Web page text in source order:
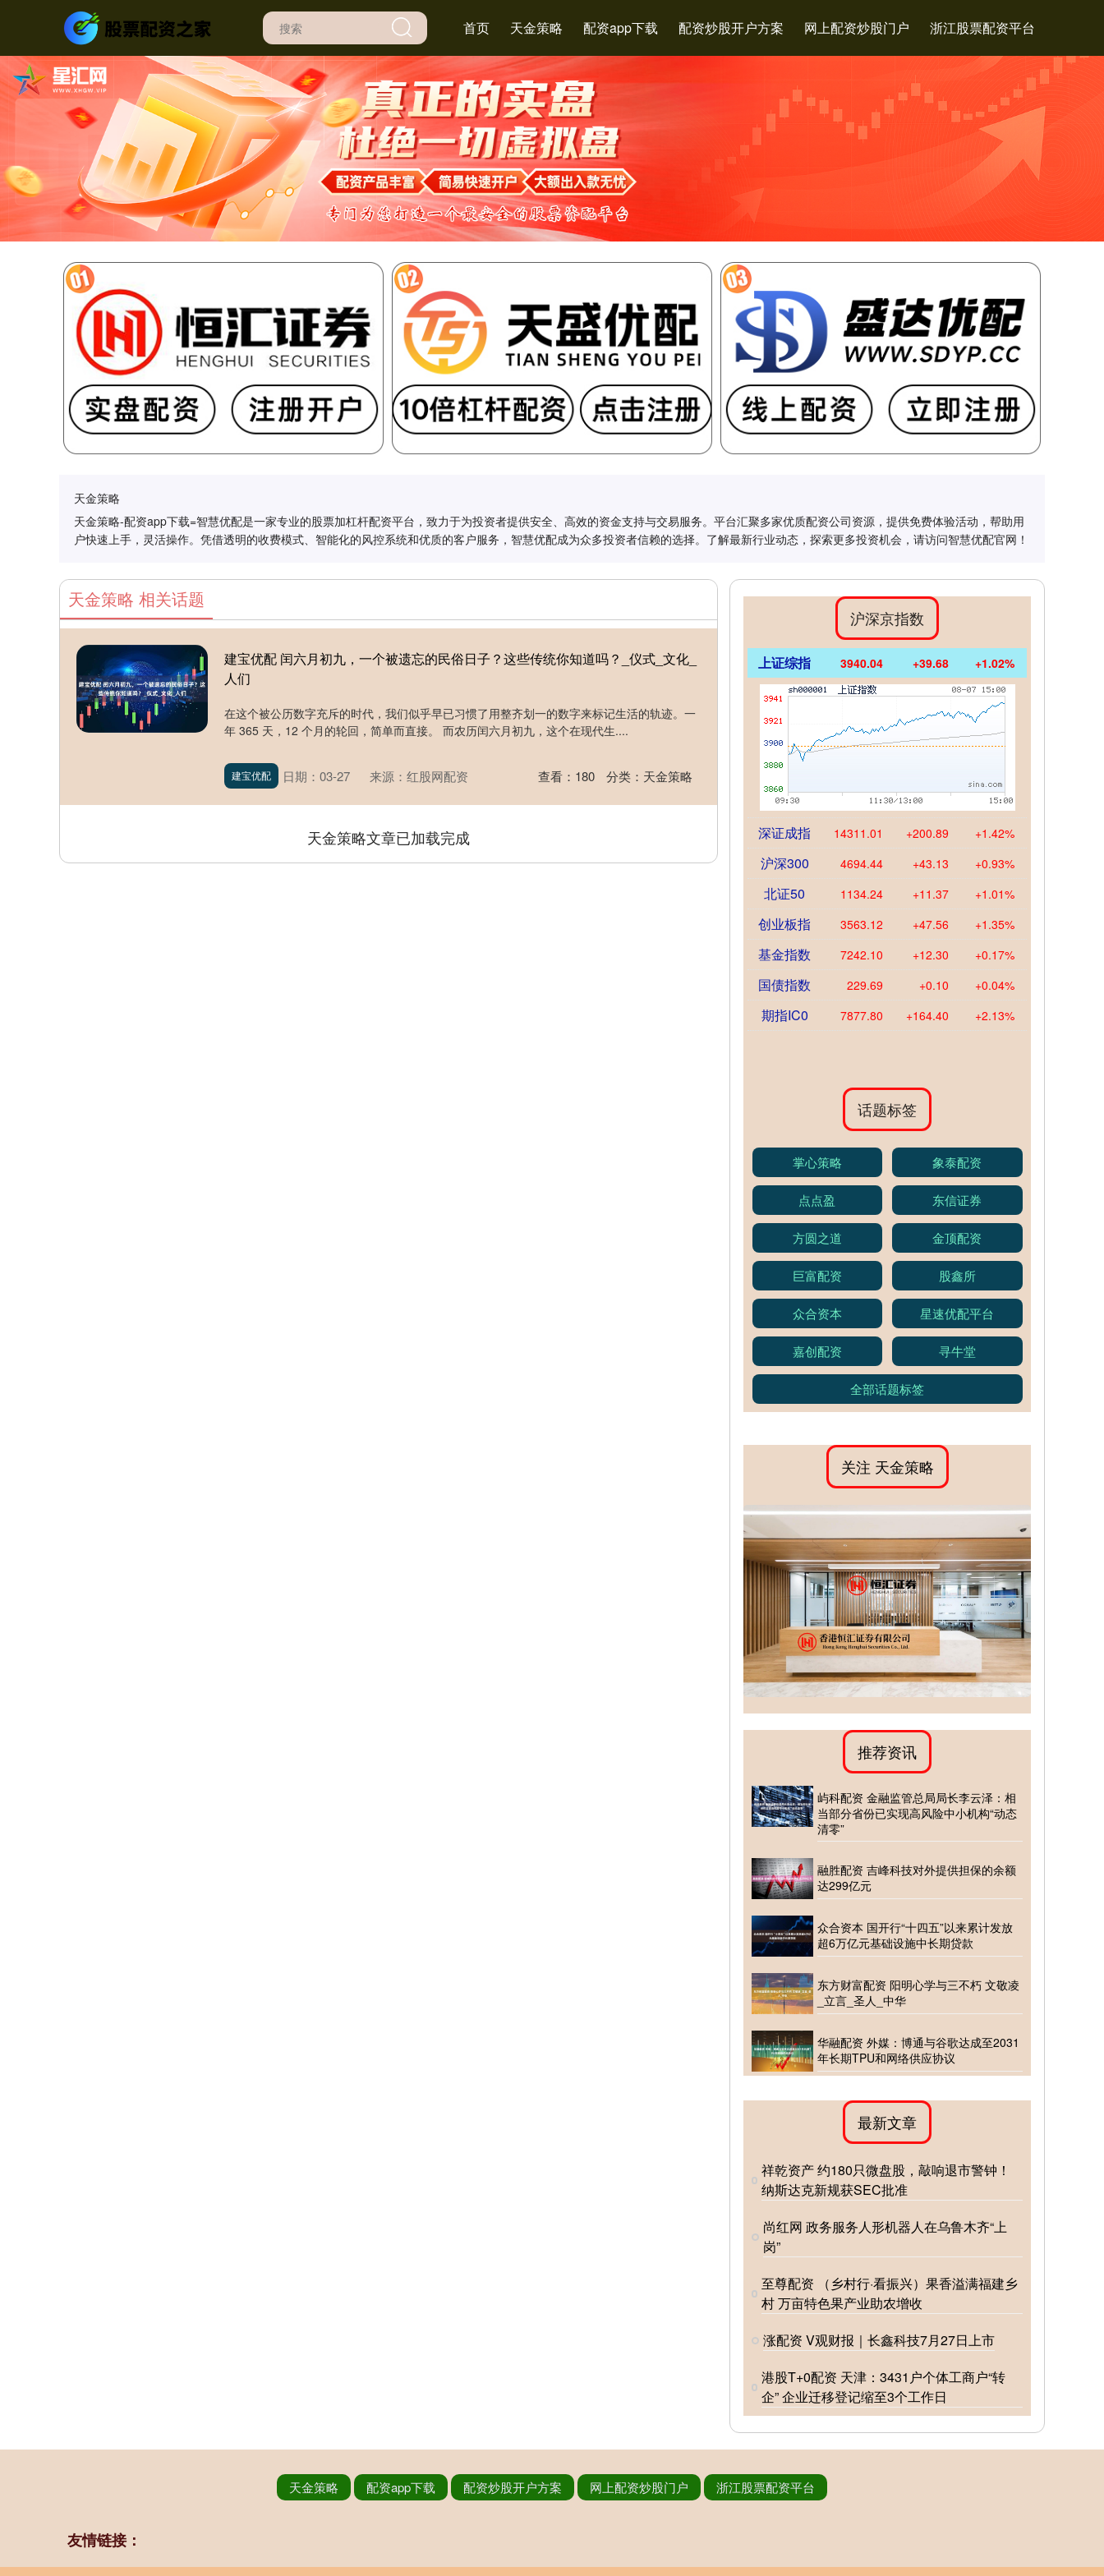
首页 天金策略 配资app下载 配资炒股开户方案 网上配资炒股门户 浙江股票配资平台
天金策略
天金策略-配资app下载=智慧优配是一家专业的股票加杠杆配资平台，致力于为投资者提供安全、高效的资金支持与交易服务。平台汇聚多家优质配资公司资源，提供免费体验活动，帮助用
户快速上手，灵活操作。凭借透明的收费模式、智能化的风控系统和优质的客户服务，智慧优配成为众多投资者信赖的选择。了解最新行业动态，探索更多投资机会，请访问智慧优配官网！
天金策略 相关话题
建宝优配 闰六月初九，一个被遗忘的民俗日子？这些传统你知道吗？_仪式_文化_
人们
在这个被公历数字充斥的时代，我们似乎早已习惯了用整齐划一的数字来标记生活的轨迹。一
年 365 天，12 个月的轮回，简单而直接。 而农历闰六月初九，这个在现代生....
建宝优配 日期：03-27 来源：红股网配资 查看： 180 分类： 天金策略
天金策略文章已加载完成
沪深京指数
上证综指 3940.04 +39.68 +1.02%
深证成指 14311.01 +200.89 +1.42%
沪深300 4694.44 +43.13 +0.93%
北证50 1134.24 +11.37 +1.01%
创业板指 3563.12 +47.56 +1.35%
基金指数 7242.10 +12.30 +0.17%
国债指数 229.69 +0.10 +0.04%
期指IC0 7877.80 +164.40 +2.13%
话题标签
掌心策略 象泰配资
点点盈 东信证券
方圆之道 金顶配资
巨富配资 股鑫所
众合资本 星速优配平台
嘉创配资 寻牛堂
全部话题标签
关注 天金策略
推荐资讯
屿科配资 金融监管总局局长李云泽：相
当部分省份已实现高风险中小机构“动态
清零”
融胜配资 吉峰科技对外提供担保的余额
达299亿元
众合资本 国开行“十四五”以来累计发放
超6万亿元基础设施中长期贷款
东方财富配资 阳明心学与三不朽 文敬凌
_立言_圣人_中华
华融配资 外媒：博通与谷歌达成至2031
年长期TPU和网络供应协议
最新文章
祥乾资产 约180只微盘股，敲响退市警钟！
纳斯达克新规获SEC批准
尚红网 政务服务人形机器人在乌鲁木齐“上
岗”
至尊配资 （乡村行·看振兴）果香溢满福建乡
村 万亩特色果产业助农增收
涨配资 V观财报｜长鑫科技7月27日上市
港股T+0配资 天津：3431户个体工商户“转
企” 企业迁移登记缩至3个工作日
天金策略 配资app下载 配资炒股开户方案 网上配资炒股门户 浙江股票配资平台
友情链接：